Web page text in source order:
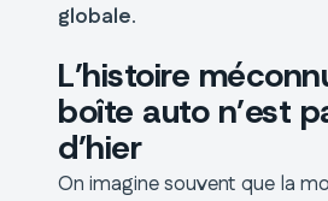
globale.
L’histoire
boîte auto n’est
d’hier
On imagine souvent que la